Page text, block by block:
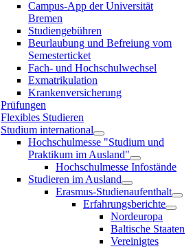
Campus-App der Universität
Bremen
Studiengebühren
Beurlaubung und Befreiung vom
Semesterticket
Fach- und Hochschulwechsel
Exmatrikulation
Krankenversicherung
Prüfungen
Flexibles Studieren
Studium international
Hochschulmesse "Studium und
Praktikum im Ausland"
Hochschulmesse Infostände
Studieren im Ausland
Erasmus-Studienaufenthalt
Erfahrungsberichte
Nordeuropa
Baltische Staaten
Vereinigtes